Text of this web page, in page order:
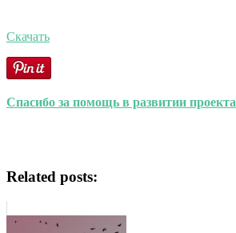
Скачать
Спасибо за помощь в развитии проекта
Related posts: